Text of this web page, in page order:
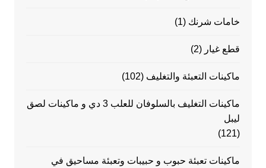
خامات شرنك (1)
قطع غيار (2)
ماكينات التعبئة والتغليف (102)
ماكينات التغليف بالسلوفان للعلب 3 دي و ماكينات لصق
ليبل
(121)
ماكينات تعبئة حبوب و حبيبات وتعبئة مساحيق في